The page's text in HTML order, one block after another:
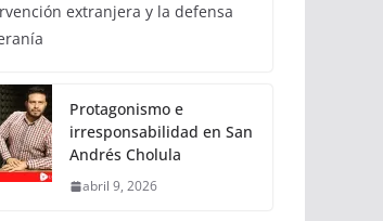
extranjera y la defensa
Protagonismo e
irresponsabilidad en San
Andrés Cholula
abril 9, 2026